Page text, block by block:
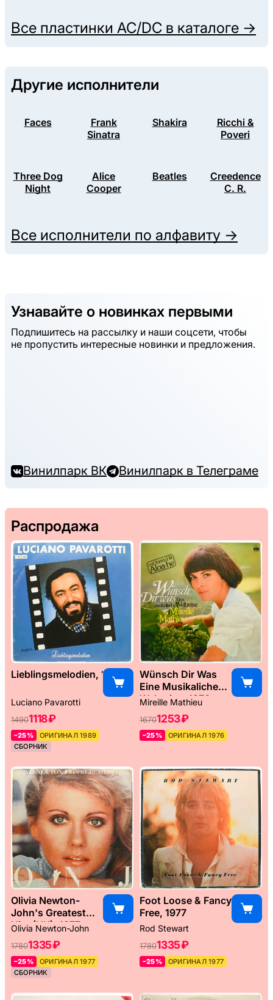
Все пластинки AC/DC в каталоге →
Другие исполнители
Faces
Frank
Sinatra
Shakira
Ricchi &
Poveri
Three Dog
Night
Alice
Cooper
Beatles
Creedence
C. R.
Все исполнители по алфавиту →
Узнавайте о новинках первыми
Подпишитесь на рассылку и наши соцсети, чтобы
не пропустить интересные новинки и предложения.
Винилпарк ВК Винилпарк в Телеграме
Распродажа
Lieblingsmelodien, 1989
Luciano Pavarotti
14901118 ₽
–25%
ОРИГИНАЛ 1989
СБОРНИК
Wünsch Dir Was
Eine Musikaliche
Weltreise, 1976
Mireille Mathieu
16701253 ₽
–25% ОРИГИНАЛ 1976
Olivia Newton-
John's Greatest
Hits (UK), 1977
Olivia Newton-John
17801335 ₽
–25%
ОРИГИНАЛ 1977
СБОРНИК
Foot Loose & Fancy
Free, 1977
Rod Stewart
17801335 ₽
–25% ОРИГИНАЛ 1977